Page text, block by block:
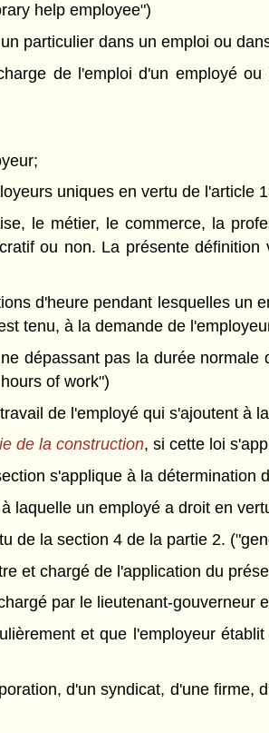
help employee")
particulier dans un emploi ou
de l'emploi d'un employé
uniques en vertu de l'article
le métier, le commerce, la
ou non. La présente
d'heure pendant lesquelles un
tenu, à la demande de
dépassant pas la durée normale
of work")
de l'employé qui s'ajoutent à
de la construction, si cette loi
s'applique à la détermination
laquelle un employé a droit en
de la section 4 de la partie 2.
et chargé de l'application du
par le lieutenant-gouverneur
et que l'employeur
d'un syndicat, d'une firme,